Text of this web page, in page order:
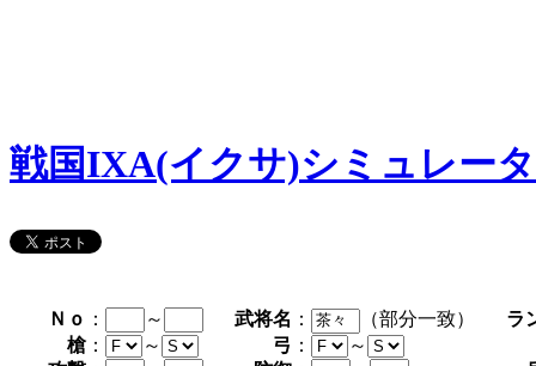
戦国IXA(イクサ)シミュレー
Ｎｏ ： ～ 武将名 ： （部分一致）
ラ
槍 ： ～ 弓 ：
～